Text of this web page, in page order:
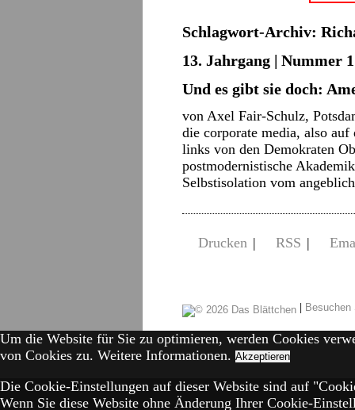
Schlagwort-Archiv:
13. Jahrgang | Nummer
Und es gibt sie doch:
von Axel Fair-Schulz,
die corporate media, also
links von den Demokraten
postmodernistische
Selbstisolation vom
Drucken | RSS |
|
Um die Website für Sie zu optimieren, werden Cookies
von Cookies zu. Weitere Informationen. Akzeptieren
Die Cookie-Einstellungen auf dieser Website sind auf
Wenn Sie diese Website ohne Änderung Ihrer Cookie-